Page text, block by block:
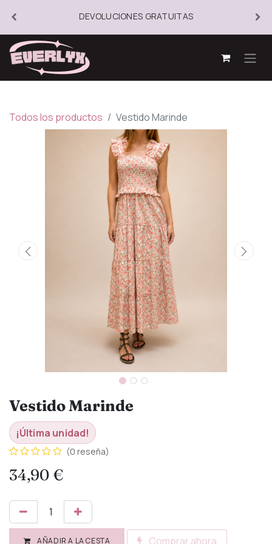
DEVOLUCIONES GRATUITAS
Todos los productos Vestido Marinde
Vestido Marinde
¡Última unidad!
(0 reseña)
34,90€
AÑADIR A LA CESTA Comprar ahora